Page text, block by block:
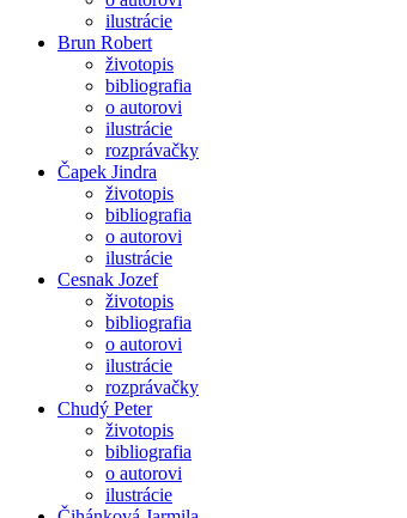
ilustrácie
Brun Robert
životopis
bibliografia
o autorovi
ilustrácie
rozprávačky
Čapek Jindra
životopis
bibliografia
o autorovi
ilustrácie
Cesnak Jozef
životopis
bibliografia
o autorovi
ilustrácie
rozprávačky
Chudý Peter
životopis
bibliografia
o autorovi
ilustrácie